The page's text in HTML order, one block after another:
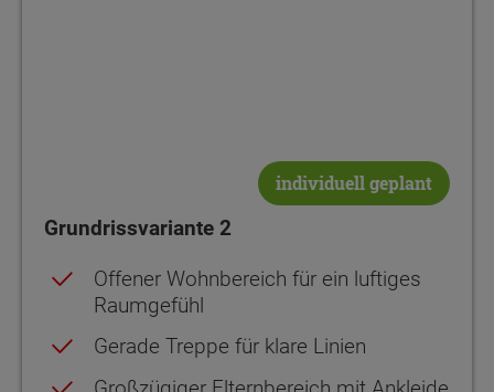
individuell geplant
Grundrissvariante 2
Offener Wohnbereich für ein luftiges
Raumgefühl
Gerade Treppe für klare Linien